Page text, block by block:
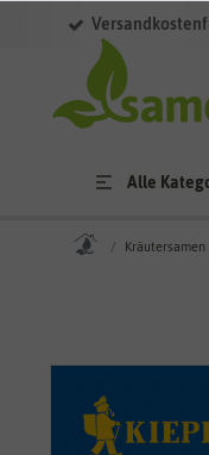
Alle
Kräutersamen